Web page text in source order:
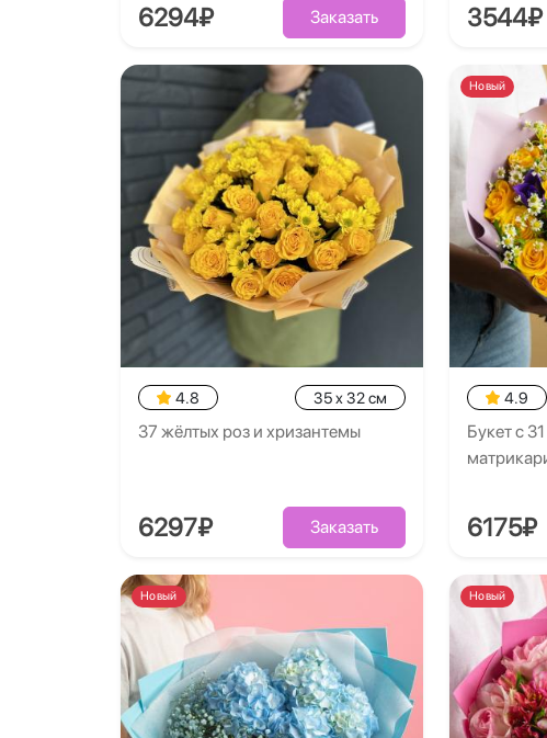
6294₽ Заказать 3544₽
4.8 35 x 32 см
37 жёлтых роз и хризантемы
6297₽ Заказать
Новый
4.9
Букет с
6175₽
Новый Новый